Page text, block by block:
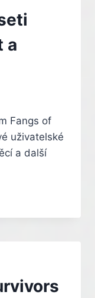
a
Fangs of
uživatelské
a další